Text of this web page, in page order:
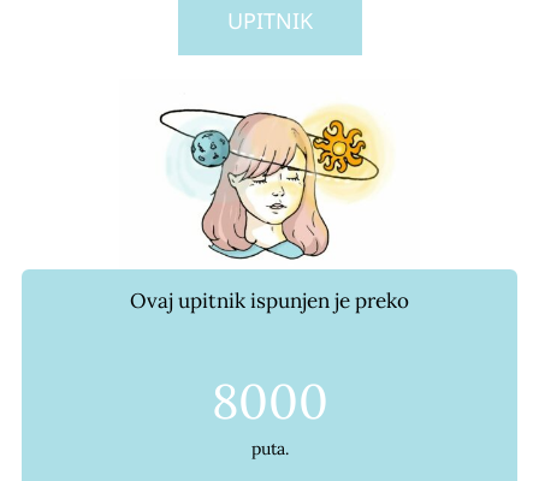
UPITNIK
Ovaj upitnik ispunjen je preko
8000
puta.